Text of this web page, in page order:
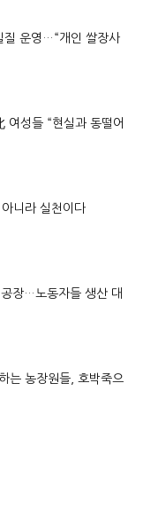
질 운영…“개인 쌀장사
여성들 “현실과 동떨어
니라 실천이다
장…노동자들 생산 대
는 농장원들, 호박죽으